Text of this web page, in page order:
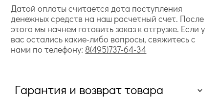
Датой оплаты считается дата поступления
денежных средств на наш расчетный счет. После
этого мы начнем готовить заказ к отгрузке. Если у
вас остались какие-либо вопросы, свяжитесь с
нами по телефону: 8(495)737-64-34
Гарантия и возврат товара